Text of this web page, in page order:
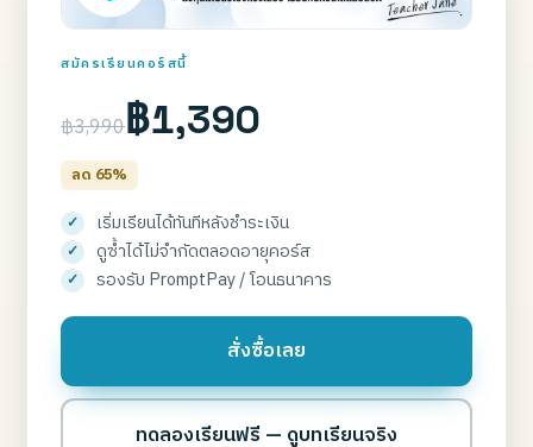
สมัครเรียนคอร์สนี้
฿3,990฿1,390
ลด 65%
เริ่มเรียนได้ทันทีหลังชำระเงิน
ดูซ้ำได้ไม่จำกัดตลอดอายุคอร์ส
รองรับ PromptPay / โอนธนาคาร
สั่งซื้อเลย
ทดลองเรียนฟรี — ดูบทเรียนจริง